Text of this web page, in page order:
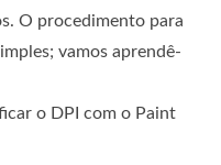
O procedimento para
vamos aprendê-
o DPI com o Paint